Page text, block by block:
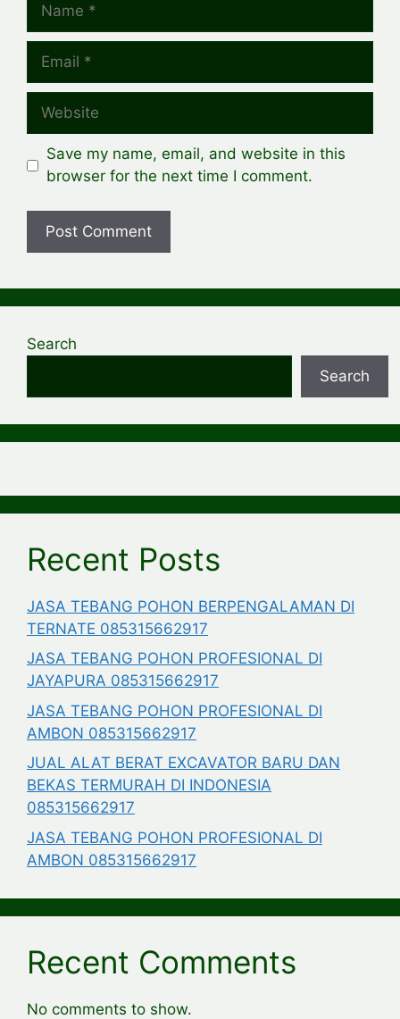
Email
Website
Save my name, email, and website in this
browser for the next time I comment.
Search
Search
Recent Posts
JASA TEBANG POHON BERPENGALAMAN DI
TERNATE 085315662917
JASA TEBANG POHON PROFESIONAL DI
JAYAPURA 085315662917
JASA TEBANG POHON PROFESIONAL DI
AMBON 085315662917
JUAL ALAT BERAT EXCAVATOR BARU DAN
BEKAS TERMURAH DI INDONESIA
085315662917
JASA TEBANG POHON PROFESIONAL DI
AMBON 085315662917
Recent Comments
No comments to show.